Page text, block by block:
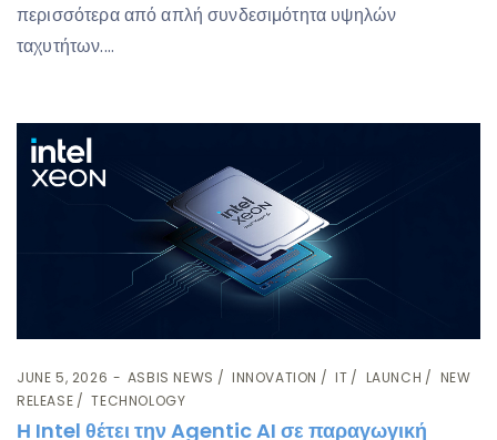
περισσότερα από απλή συνδεσιμότητα υψηλών
ταχυτήτων.…
JUNE 5, 2026 ASBIS NEWS INNOVATION IT LAUNCH
NEW
RELEASE
TECHNOLOGY
Η Intel θέτει την Agentic AI σε παραγωγική